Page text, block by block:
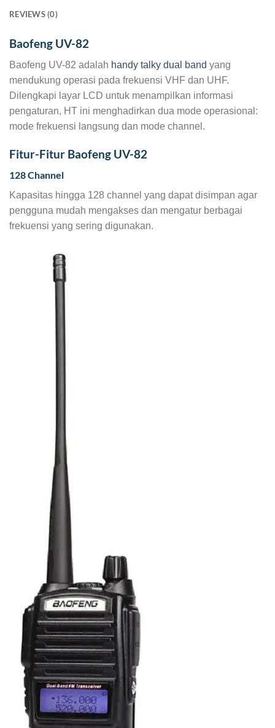
REVIEWS (0)
Baofeng UV-82
Baofeng UV-82 adalah handy talky dual band yang
mendukung operasi pada frekuensi VHF dan UHF.
Dilengkapi layar LCD untuk menampilkan informasi
pengaturan, HT ini menghadirkan dua mode operasional:
mode frekuensi langsung dan mode channel.
Fitur-Fitur Baofeng UV-82
128 Channel
Kapasitas hingga 128 channel yang dapat disimpan agar
pengguna mudah mengakses dan mengatur berbagai
frekuensi yang sering digunakan.